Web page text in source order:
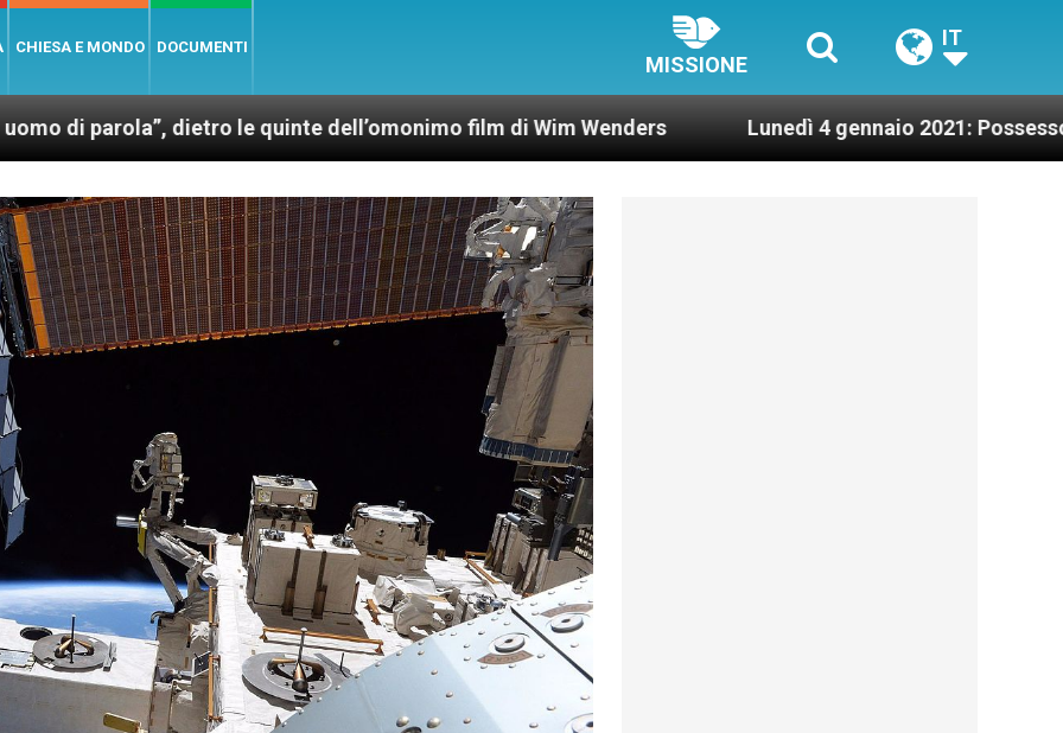
CHIESA E MONDO DOCUMENTI
MISSIONE
IT
dietro le quinte dell’omonimo film di Wim Wenders Lunedì 4 gennaio 2021: Possesso cardinalizio